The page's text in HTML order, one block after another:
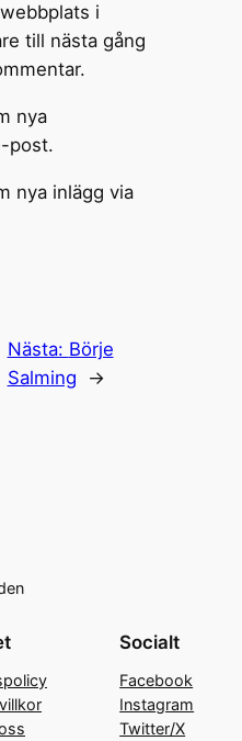
i
till nästa gång
nya
post.
nya inlägg via
Nästa: Börje
Salming
→
Socialt
Facebook
Instagram
Twitter/X